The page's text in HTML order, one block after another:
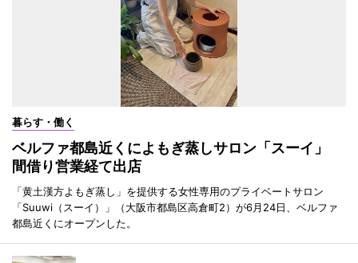
暮らす・働く
ベルファ都島近くによもぎ蒸しサロン「スーイ」
間借り営業経て出店
「黄土漢方よもぎ蒸し」を提供する女性専用のプライベートサロン
「Suuwi（スーイ）」（大阪市都島区高倉町2）が6月24日、ベルファ
都島近くにオープンした。